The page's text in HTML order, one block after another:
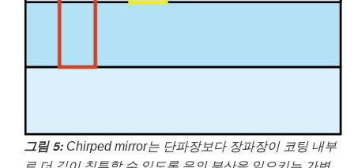
그림 5: Chirped mirror는 단파장보다 장파장이 코팅 내부